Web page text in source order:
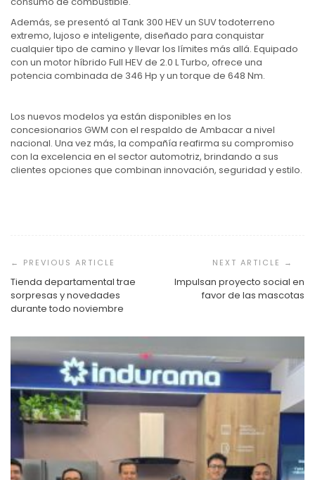
Además, se presentó al Tank 300 HEV un SUV todoterreno
extremo, lujoso e inteligente, diseñado para conquistar
cualquier tipo de camino y llevar los límites más allá. Equipado
con un motor híbrido Full HEV de 2.0 L Turbo, ofrece una
potencia combinada de 346 Hp y un torque de 648 Nm.
Los nuevos modelos ya están disponibles en los
concesionarios GWM con el respaldo de Ambacar a nivel
nacional. Una vez más, la compañía reafirma su compromiso
con la excelencia en el sector automotriz, brindando a sus
clientes opciones que combinan innovación, seguridad y estilo.
de
entradas
Tienda departamental trae
sorpresas y novedades
durante todo noviembre
Impulsan proyecto social en
favor de las mascotas